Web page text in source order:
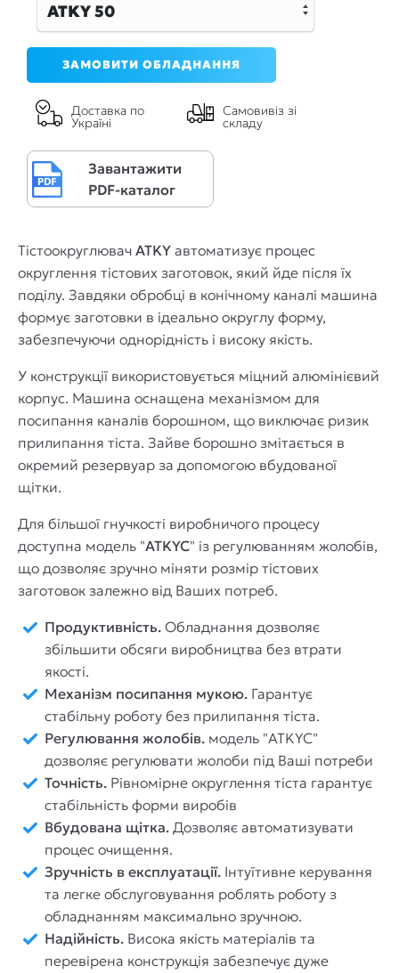
ATKY 50
ЗАМОВИТИ ОБЛАДНАННЯ
Доставка по
Україні
Самовивіз зі
складу
Завантажити
PDF-каталог
Тістоокруглювач ATKY автоматизує процес
округлення тістових заготовок, який йде після їх
поділу. Завдяки обробці в конічному каналі машина
формує заготовки в ідеально округлу форму,
забезпечуючи однорідність і високу якість.
У конструкції використовується міцний алюмінієвий
корпус. Машина оснащена механізмом для
посипання каналів борошном, що виключає ризик
прилипання тіста. Зайве борошно змітається в
окремий резервуар за допомогою вбудованої
щітки.
Для більшої гнучкості виробничого процесу
доступна модель "ATKYC" із регулюванням жолобів,
що дозволяє зручно міняти розмір тістових
заготовок залежно від Ваших потреб.
Продуктивність. Обладнання дозволяє
збільшити обсяги виробництва без втрати
якості.
Механізм посипання мукою. Гарантує
стабільну роботу без прилипання тіста.
Регулювання жолобів. модель "ATKYC"
дозволяє регулювати жолоби під Ваші потреби
Точність. Рівномірне округлення тіста гарантує
стабільність форми виробів
Вбудована щітка. Дозволяє автоматизувати
процес очищення.
Зручність в експлуатації. Інтуїтивне керування
та легке обслуговування роблять роботу з
обладнанням максимально зручною.
Надійність. Висока якість матеріалів та
перевірена конструкція забезпечує дуже